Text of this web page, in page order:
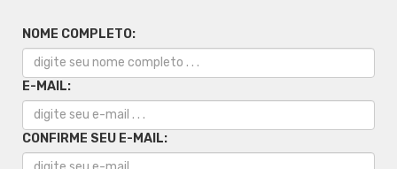
NOME COMPLETO:
E-MAIL:
CONFIRME SEU E-MAIL: